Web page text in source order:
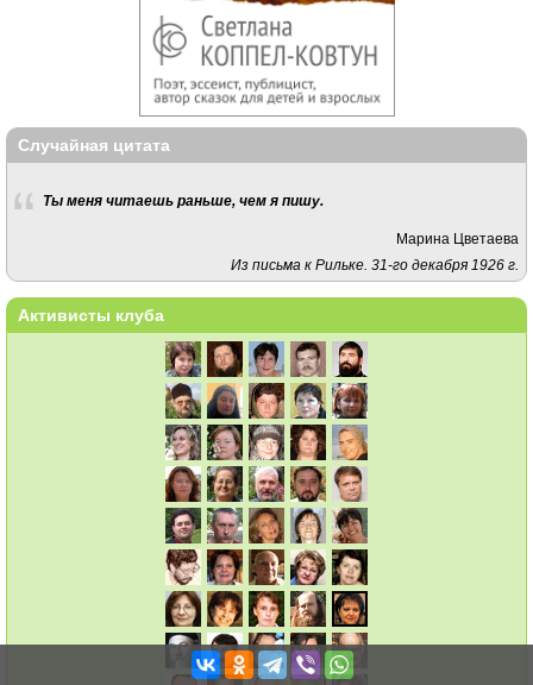
Случайная цитата
Ты меня читаешь раньше, чем я пишу.
Марина Цветаева
Из письма к Рильке. 31-го декабря 1926 г.
Активисты клуба